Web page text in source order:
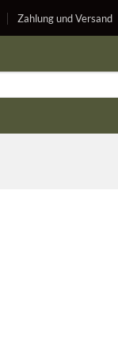
Zahlung und Versand